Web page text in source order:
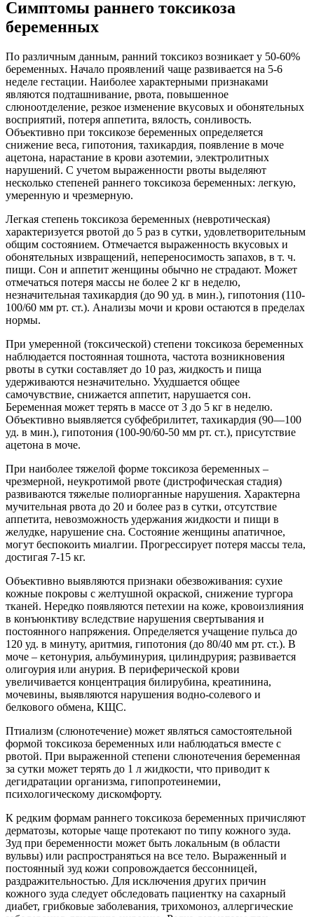
Симптомы раннего токсикоза
беременных
По различным данным, ранний токсикоз возникает у 50-60%
беременных. Начало проявлений чаще развивается на 5-6
неделе гестации. Наиболее характерными признаками
являются подташнивание, рвота, повышенное
слюноотделение, резкое изменение вкусовых и обонятельных
восприятий, потеря аппетита, вялость, сонливость.
Объективно при токсикозе беременных определяется
снижение веса, гипотония, тахикардия, появление в моче
ацетона, нарастание в крови азотемии, электролитных
нарушений. С учетом выраженности рвоты выделяют
несколько степеней раннего токсикоза беременных: легкую,
умеренную и чрезмерную.
Легкая степень токсикоза беременных (невротическая)
характеризуется рвотой до 5 раз в сутки, удовлетворительным
общим состоянием. Отмечается выраженность вкусовых и
обонятельных извращений, непереносимость запахов, в т. ч.
пищи. Сон и аппетит женщины обычно не страдают. Может
отмечаться потеря массы не более 2 кг в неделю,
незначительная тахикардия (до 90 уд. в мин.), гипотония (110-
100/60 мм рт. ст.). Анализы мочи и крови остаются в пределах
нормы.
При умеренной (токсической) степени токсикоза беременных
наблюдается постоянная тошнота, частота возникновения
рвоты в сутки составляет до 10 раз, жидкость и пища
удерживаются незначительно. Ухудшается общее
самочувствие, снижается аппетит, нарушается сон.
Беременная может терять в массе от 3 до 5 кг в неделю.
Объективно выявляется субфебрилитет, тахикардия (90—100
уд. в мин.), гипотония (100-90/60-50 мм рт. ст.), присутствие
ацетона в моче.
При наиболее тяжелой форме токсикоза беременных –
чрезмерной, неукротимой рвоте (дистрофическая стадия)
развиваются тяжелые полиорганные нарушения. Характерна
мучительная рвота до 20 и более раз в сутки, отсутствие
аппетита, невозможность удержания жидкости и пищи в
желудке, нарушение сна. Состояние женщины апатичное,
могут беспокоить миалгии. Прогрессирует потеря массы тела,
достигая 7-15 кг.
Объективно выявляются признаки обезвоживания: сухие
кожные покровы с желтушной окраской, снижение тургора
тканей. Нередко появляются петехии на коже, кровоизлияния
в конъюнктиву вследствие нарушения свертывания и
постоянного напряжения. Определяется учащение пульса до
120 уд. в минуту, аритмия, гипотония (до 80/40 мм рт. ст.). В
моче – кетонурия, альбуминурия, цилиндрурия; развивается
олигоурия или анурия. В периферической крови
увеличивается концентрация билирубина, креатинина,
мочевины, выявляются нарушения водно-солевого и
белкового обмена, КЩС.
Птиализм (слюнотечение) может являться самостоятельной
формой токсикоза беременных или наблюдаться вместе с
рвотой. При выраженной степени слюнотечения беременная
за сутки может терять до 1 л жидкости, что приводит к
дегидратации организма, гипопротеинемии,
психологическому дискомфорту.
К редким формам раннего токсикоза беременных причисляют
дерматозы, которые чаще протекают по типу кожного зуда.
Зуд при беременности может быть локальным (в области
вульвы) или распространяться на все тело. Выраженный и
постоянный зуд кожи сопровождается бессонницей,
раздражительностью. Для исключения других причин
кожного зуда следует обследовать пациентку на сахарный
диабет, грибковые заболевания, трихомоноз, аллергические